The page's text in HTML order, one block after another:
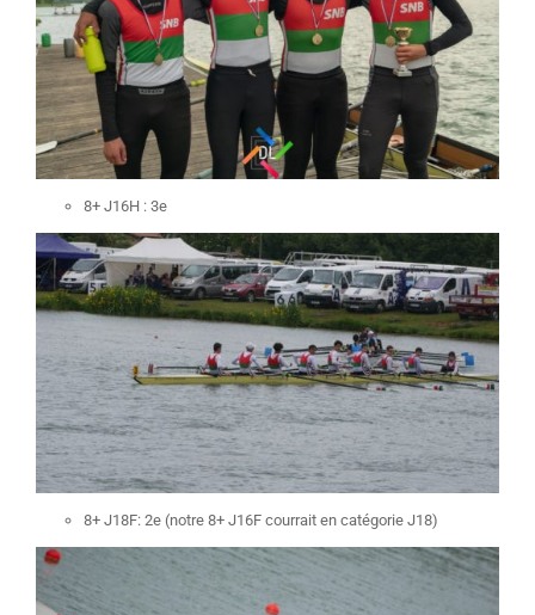
8+ J16H : 3e
8+ J18F: 2e (notre 8+ J16F courrait en catégorie J18)